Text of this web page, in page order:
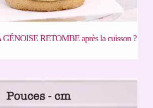
RETOMBE après la cuisson ?